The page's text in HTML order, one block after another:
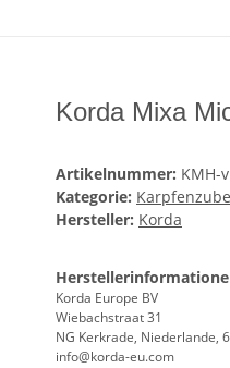
Korda Mixa
Artikelnummer: KMH-v
Kategorie:
Hersteller: Korda
Korda Europe BV
Wiebachstraat 31
NG Kerkrade, Niederlande,
info@korda-eu.com